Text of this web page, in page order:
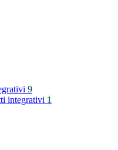
9
integrativi 1